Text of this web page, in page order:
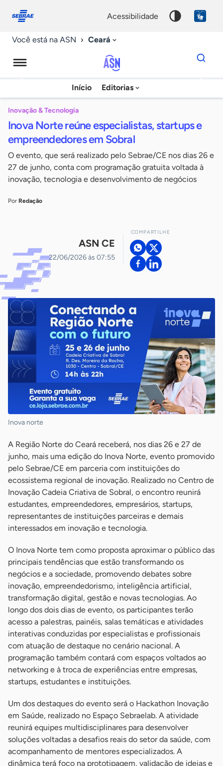
conosco
acessibilidade
Você está na ASN Ceará
Agência
Sebrae
Notícias
Início Editorias
Dados
para
chave
Inovação & Tecnologia
Inova Norte reúne especialistas, startups e
empreendedores em Sobral
O evento, que será realizado pelo Sebrae/CE nos dias 26 e
27 de junho, conta com programação gratuita voltada à
inovação, tecnologia e desenvolvimento de negócios
Por Redação
ASN CE
22/06/2026 às 07:55
COMPARTILHE
Inova norte
A Região Norte do Ceará receberá, nos dias 26 e 27 de
junho, mais uma edição do Inova Norte, evento promovido
pelo Sebrae/CE em parceria com instituições do
ecossistema regional de inovação. Realizado no Centro de
Inovação Cadeia Criativa de Sobral, o encontro reunirá
estudantes, empreendedores, empresários, startups,
representantes de instituições parceiras e demais
interessados em inovação e tecnologia.
O Inova Norte tem como proposta aproximar o público das
principais tendências que estão transformando os
negócios e a sociedade, promovendo debates sobre
inovação, empreendedorismo, inteligência artificial,
transformação digital, gestão e novas tecnologias. Ao
longo dos dois dias de evento, os participantes terão
acesso a palestras, painéis, salas temáticas e atividades
interativas conduzidas por especialistas e profissionais
com atuação de destaque no cenário nacional. A
programação também contará com espaços voltados ao
networking e à troca de experiências entre empresas,
startups, estudantes e instituições.
Um dos destaques do evento será o Hackathon Inovação
em Saúde, realizado no Espaço Sebraelab. A atividade
reunirá equipes multidisciplinares para desenvolver
soluções voltadas a desafios reais do setor da saúde, com
acompanhamento de mentores especializados. A
dinâmica terá foco na prototipagem, validação de ideias e